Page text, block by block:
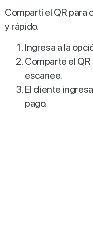
Compartí el QR para
y rápido.
Ingresa a la
Comparte el
escanee.
El cliente
pago.